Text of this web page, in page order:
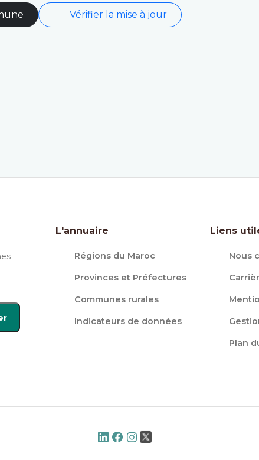
Vérifier la mise à jour
L'annuaire
Régions du Maroc
Provinces et Préfectures
Communes rurales
Indicateurs de données
Liens
Nous
Plan